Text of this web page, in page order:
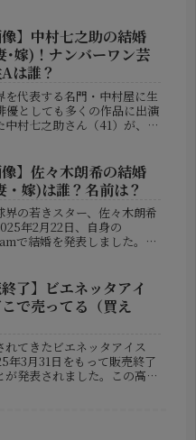
います。一体なぜ、彼はこれ
に痩せたのでしょうか？本記
像】中村七之助の結婚
･嫁)！ナンバーワン芸
は誰？
を代表する名門・中村屋に生
優としても多くの作品に出演
中村七之助さん（41）が、
れていますが、実は京都・宮
ンバーワン芸妓だった女性...
像】佐々木朗希の結婚
・嫁)は誰？名前は？
界の若きスター、佐々木朗希
年2月22日、自身の
で結婚を発表しました。メ
す。気になるのは、その結婚
なのか？顔画像はある...
終了】ビエネッタアイ
で売ってる（買え
れてきたビエネッタアイス
年3月31日をもって販売終了
が発表されました。この高級